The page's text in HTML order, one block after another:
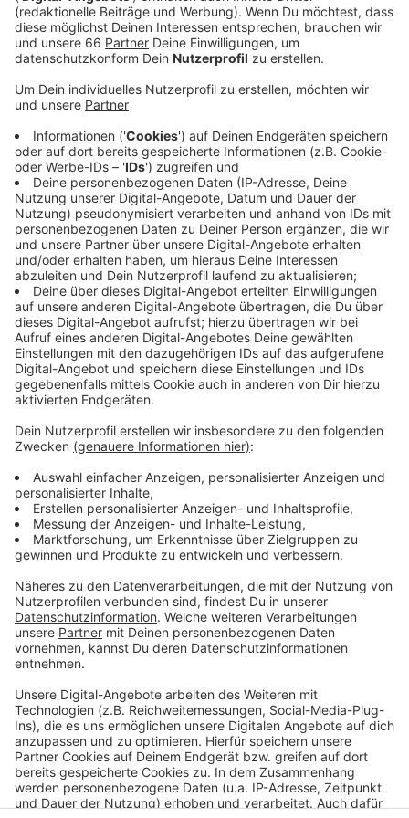
Umbau beschäftigt das Gebäude nahezu
ununterbrochen die Justiz.
Diesmal verlangt die Baufirma von beteiligten
Ingenieuren aus Gelsenkirchen rund 17 Millionen EUR
sowie mögliche Folgekosten von Baumängeln.
Sicherheitstechniken seien nicht ordnungsgemäß
verbaut worden, viele Gewerke hätten die Ingenieure
nur mit Verspätung fertiggestellt, darüber hinaus habe
man 12 Millionen EUR alleine aufwenden müssen, um
Baumängel zu beseitigen. Wann das Urteil verkündet
wird, ist offen.
Anzeige
Weitere Infos und Links zum Thema
Anzeige
Das Andreasquartier:
Immer wieder Ärger ums Andreasquartier
Anzeige
Anzeige